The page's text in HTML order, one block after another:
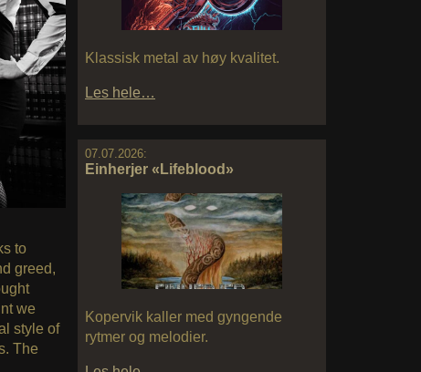
Klassisk metal av høy kvalitet.
Les hele…
07.07.2026:
Einherjer «Lifeblood»
Kopervik kaller med gyngende
rytmer og melodier.
to
greed,
we
style of
The